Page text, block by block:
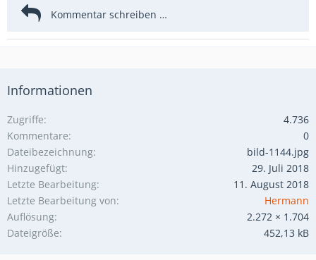
Informationen
Zugriffe
4.736
Kommentare
0
Dateibezeichnung
bild-1144.jpg
Hinzugefügt
29. Juli 2018
Letzte Bearbeitung
11. August 2018
Letzte Bearbeitung von
Hermann
Auflösung
2.272 × 1.704
Dateigröße
452,13 kB